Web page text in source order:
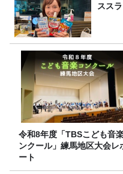
スス
令和8年度「TBSこども音
ンクール」練馬地区大会レ
ート